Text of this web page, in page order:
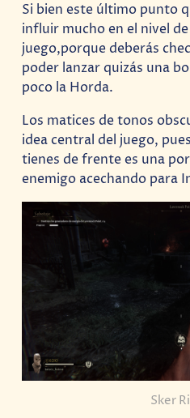
Si bien este último punto
influir mucho en el nivel
juego,porque deberás
poder lanzar quizás una
poco la Horda.
Los matices de tonos
idea central del juego,
tienes de frente es una
enemigo acechando para
Sker